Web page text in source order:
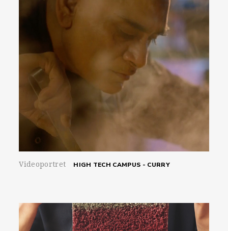
Videoportret HIGH TECH CAMPUS - CURRY